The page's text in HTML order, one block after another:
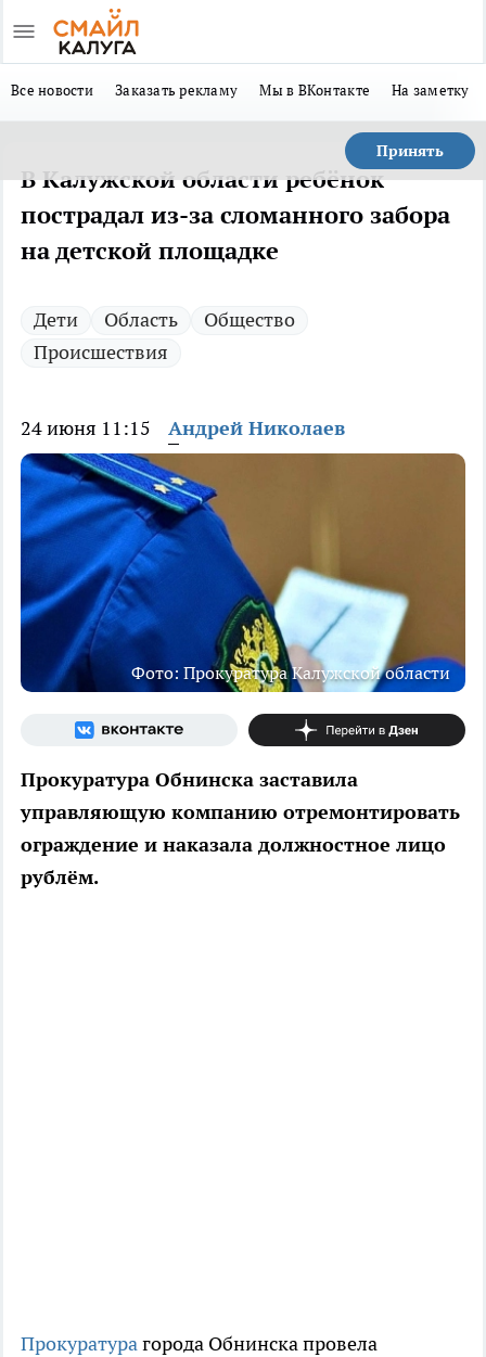
Все новости Заказать рекламу Мы в ВКонтакте На заметку
Принять
В Калужской области ребёнок
пострадал из-за сломанного забора
на детской площадке
Дети Область
Общество
Происшествия
24 июня 11:15 Андрей Николаев
Фото: Прокуратура Калужской области
Прокуратура Обнинска заставила
управляющую компанию отремонтировать
ограждение и наказала должностное лицо
рублём.
Прокуратурагорода Обнинска провела